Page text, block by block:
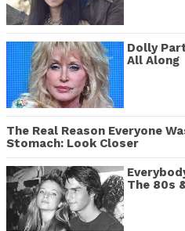
Dolly
All Along
The Real Reason Everyone
Stomach: Look Closer
The 80s